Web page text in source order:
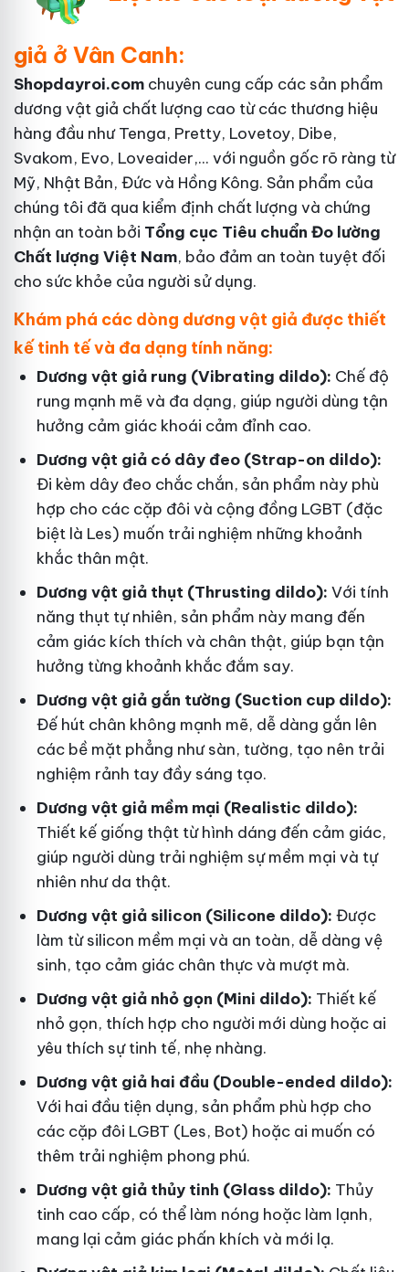
giả ở Vân Canh:
Shopdayroi.com chuyên cung cấp các sản phẩm
dương vật giả chất lượng cao từ các thương hiệu
hàng đầu như Tenga, Pretty, Lovetoy, Dibe,
Svakom, Evo, Loveaider,... với nguồn gốc rõ ràng từ
Mỹ, Nhật Bản, Đức và Hồng Kông. Sản phẩm của
chúng tôi đã qua kiểm định chất lượng và chứng
nhận an toàn bởi Tổng cục Tiêu chuẩn Đo lường
Chất lượng Việt Nam, bảo đảm an toàn tuyệt đối
cho sức khỏe của người sử dụng.
Khám phá các dòng dương vật giả được thiết
kế tinh tế và đa dạng tính năng:
Dương vật giả rung (Vibrating dildo): Chế độ
rung mạnh mẽ và đa dạng, giúp người dùng tận
hưởng cảm giác khoái cảm đỉnh cao.
Dương vật giả có dây đeo (Strap-on dildo):
Đi kèm dây đeo chắc chắn, sản phẩm này phù
hợp cho các cặp đôi và cộng đồng LGBT (đặc
biệt là Les) muốn trải nghiệm những khoảnh
khắc thân mật.
Dương vật giả thụt (Thrusting dildo): Với tính
năng thụt tự nhiên, sản phẩm này mang đến
cảm giác kích thích và chân thật, giúp bạn tận
hưởng từng khoảnh khắc đắm say.
Dương vật giả gắn tường (Suction cup dildo):
Đế hút chân không mạnh mẽ, dễ dàng gắn lên
các bề mặt phẳng như sàn, tường, tạo nên trải
nghiệm rảnh tay đầy sáng tạo.
Dương vật giả mềm mại (Realistic dildo):
Thiết kế giống thật từ hình dáng đến cảm giác,
giúp người dùng trải nghiệm sự mềm mại và tự
nhiên như da thật.
Dương vật giả silicon (Silicone dildo): Được
làm từ silicon mềm mại và an toàn, dễ dàng vệ
sinh, tạo cảm giác chân thực và mượt mà.
Dương vật giả nhỏ gọn (Mini dildo): Thiết kế
nhỏ gọn, thích hợp cho người mới dùng hoặc ai
yêu thích sự tinh tế, nhẹ nhàng.
Dương vật giả hai đầu (Double-ended dildo):
Với hai đầu tiện dụng, sản phẩm phù hợp cho
các cặp đôi LGBT (Les, Bot) hoặc ai muốn có
thêm trải nghiệm phong phú.
Dương vật giả thủy tinh (Glass dildo): Thủy
tinh cao cấp, có thể làm nóng hoặc làm lạnh,
mang lại cảm giác phấn khích và mới lạ.